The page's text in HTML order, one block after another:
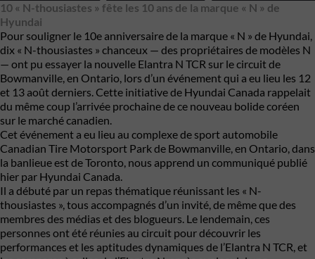
10 « N-thousiastes » fête les 10 ans de la marque « N » de
Hyundai
Pour souligner le 10e anniversaire de la marque « N » de Hyundai,
dix « N-thousiastes » chanceux — des propriétaires de modèles N
— ont pu essayer la nouvelle Elantra N TCR sur le circuit de
Bowmanville, en Ontario, lors d’un événement qui a eu lieu les 12
et 13 août derniers. Cette initiative de Hyundai Canada rappelait
du même coup l’arrivée prochaine de ce nouveau bolide coréen
sur le marché canadien.
Cet événement a eu lieu au complexe de sport automobile
Canadian Tire Motorsport Park de Bowmanville, en Ontario, dans
la banlieue est de Toronto, nous apprend un communiqué publié
hier par Hyundai Canada.
Il a débuté par un repas thématique réunissant les « N-
thousiastes », tous accompagnés d’un invité, de même que des
membres des médias et des blogueurs. Le lendemain, ces
personnes ont été réunies au circuit pour découvrir les
performances et les aptitudes dynamiques de l’Elantra N TCR, et